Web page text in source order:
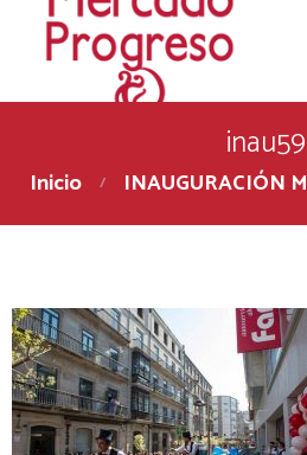
inau59
Inicio INAUGURACIÓN